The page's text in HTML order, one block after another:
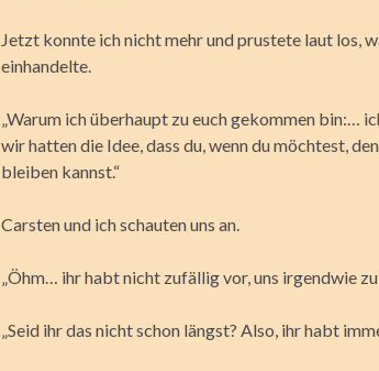
Jetzt konnte ich nicht mehr und prustete laut los,
einhandelte.
„Warum ich überhaupt zu euch gekommen bin:…
wir hatten die Idee, dass du, wenn du möchtest,
bleiben kannst.“
Carsten und ich schauten uns an.
„Öhm… ihr habt nicht zufällig vor, uns irgendwie
„Seid ihr das nicht schon längst? Also, ihr habt